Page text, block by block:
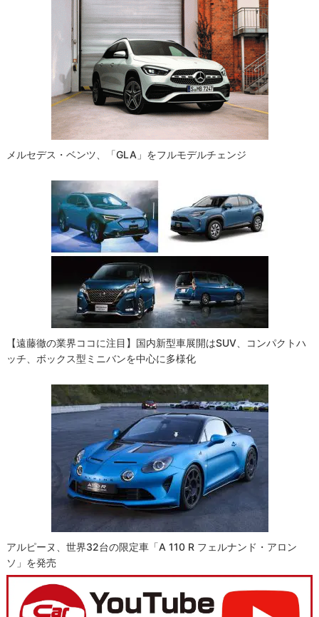
メルセデス・ベンツ、「GLA」をフルモデルチェンジ
【遠藤徹の業界ココに注目】国内新型車展開はSUV、コンパクトハ
ッチ、ボックス型ミニバンを中心に多様化
アルピーヌ、世界32台の限定車「A 110 R フェルナンド・アロン
ソ」を発売